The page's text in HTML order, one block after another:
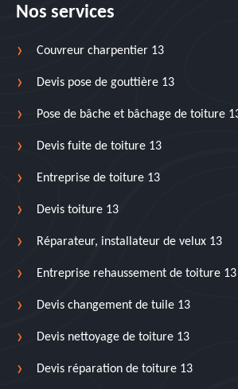
Nos services
Couvreur charpentier 13
Devis pose de gouttière 13
Pose de bâche et bâchage de toiture
Devis fuite de toiture 13
Entreprise de toiture 13
Devis toiture 13
Réparateur, installateur de velux 13
Entreprise rehaussement de toiture 13
Devis changement de tuile 13
Devis nettoyage de toiture 13
Devis réparation de toiture 13